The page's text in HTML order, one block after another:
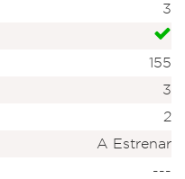
3
155
3
2
A Estrenar
---